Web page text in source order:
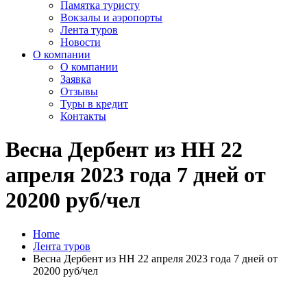
Памятка туристу
Вокзалы и аэропорты
Лента туров
Новости
О компании
О компании
Заявка
Отзывы
Туры в кредит
Контакты
Весна Дербент из НН 22
апреля 2023 года 7 дней от
20200 руб/чел
Home
Лента туров
Весна Дербент из НН 22 апреля 2023 года 7 дней от
20200 руб/чел